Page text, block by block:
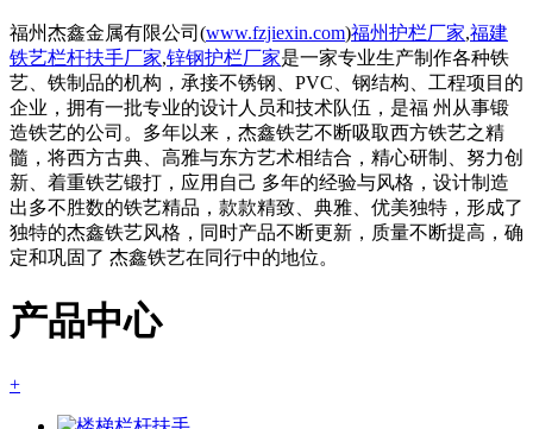
福州杰鑫金属有限公司(www.fzjiexin.com)福州护栏厂家,福建
铁艺栏杆扶手厂家,锌钢护栏厂家是一家专业生产制作各种铁
艺、铁制品的机构，承接不锈钢、PVC、钢结构、工程项目的
企业，拥有一批专业的设计人员和技术队伍，是福 州从事锻
造铁艺的公司。多年以来，杰鑫铁艺不断吸取西方铁艺之精
髓，将西方古典、高雅与东方艺术相结合，精心研制、努力创
新、着重铁艺锻打，应用自己 多年的经验与风格，设计制造
出多不胜数的铁艺精品，款款精致、典雅、优美独特，形成了
独特的杰鑫铁艺风格，同时产品不断更新，质量不断提高，确
定和巩固了 杰鑫铁艺在同行中的地位。
产品中心
+